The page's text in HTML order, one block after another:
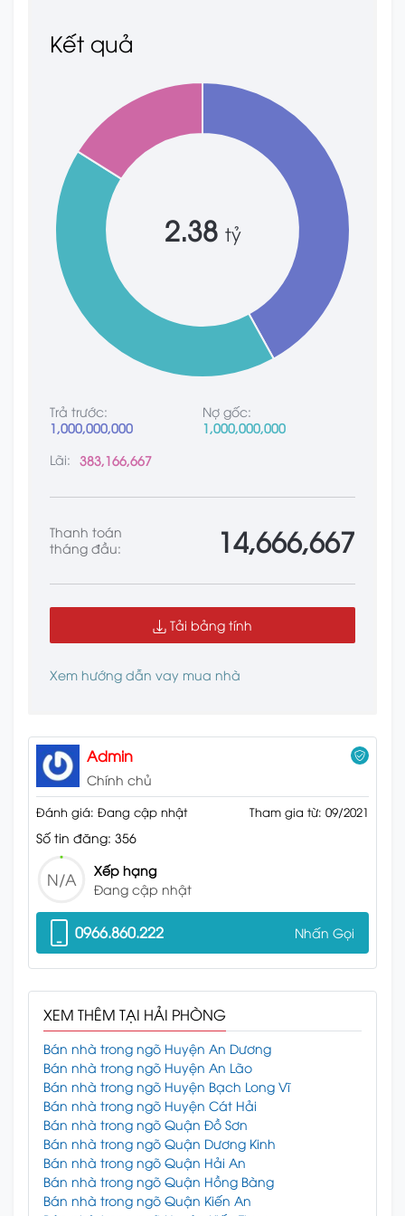
Kết quả
2.38 tỷ
Trả trước:
1,000,000,000
Nợ gốc:
1,000,000,000
Lãi: 383,166,667
Thanh toán
tháng đầu:
14,666,667
Tải bảng tính
Xem hướng dẫn vay mua nhà
Admin
Chính chủ
Đánh giá: Đang cập nhật Tham gia từ: 09/2021
Số tin đăng: 356
N/A
Xếp hạng
Đang cập nhật
0966.860.222 Nhấn Gọi
XEM THÊM TẠI HẢI PHÒNG
Bán nhà trong ngõ Huyện An Dương
Bán nhà trong ngõ Huyện An Lão
Bán nhà trong ngõ Huyện Bạch Long Vĩ
Bán nhà trong ngõ Huyện Cát Hải
Bán nhà trong ngõ Quận Đồ Sơn
Bán nhà trong ngõ Quận Dương Kinh
Bán nhà trong ngõ Quận Hải An
Bán nhà trong ngõ Quận Hồng Bàng
Bán nhà trong ngõ Quận Kiến An